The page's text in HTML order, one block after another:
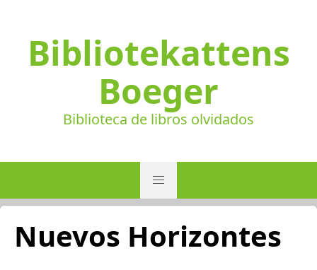
Bibliotekattens
Boeger
Biblioteca de libros olvidados
Nuevos Horizontes